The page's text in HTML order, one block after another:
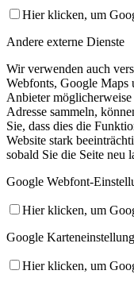
Hier klicken, um
Andere externe Dienste
Wir verwenden auch
Webfonts, Google Maps
Anbieter
Adresse sammeln,
Sie, dass dies die
Website stark
sobald Sie die Seite neu
Google Webfont-
Hier klicken, um
Google
Hier klicken, um